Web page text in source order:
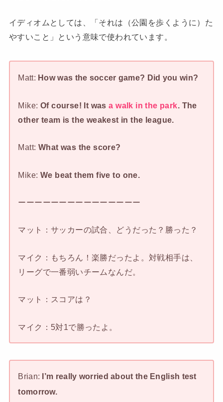
イディオムとしては、「それは（公園を歩くように）た
やすいこと」という意味で使われています。
Matt: How was the soccer game? Did you win?
Mike: Of course! It wasa walk in the park. The
other team is the weakest in the league.
Matt: What was the score?
Mike: We beat them five to one.
ーーーーーーーーーーーーーーー
マット：サッカーの試合、どうだった？勝った？
マイク：もちろん！楽勝だったよ。対戦相手は、
リーグで一番弱いチームなんだ。
マット：スコアは？
マイク：5対1で勝ったよ。
Brian:
I’m really worried about the English test
tomorrow.